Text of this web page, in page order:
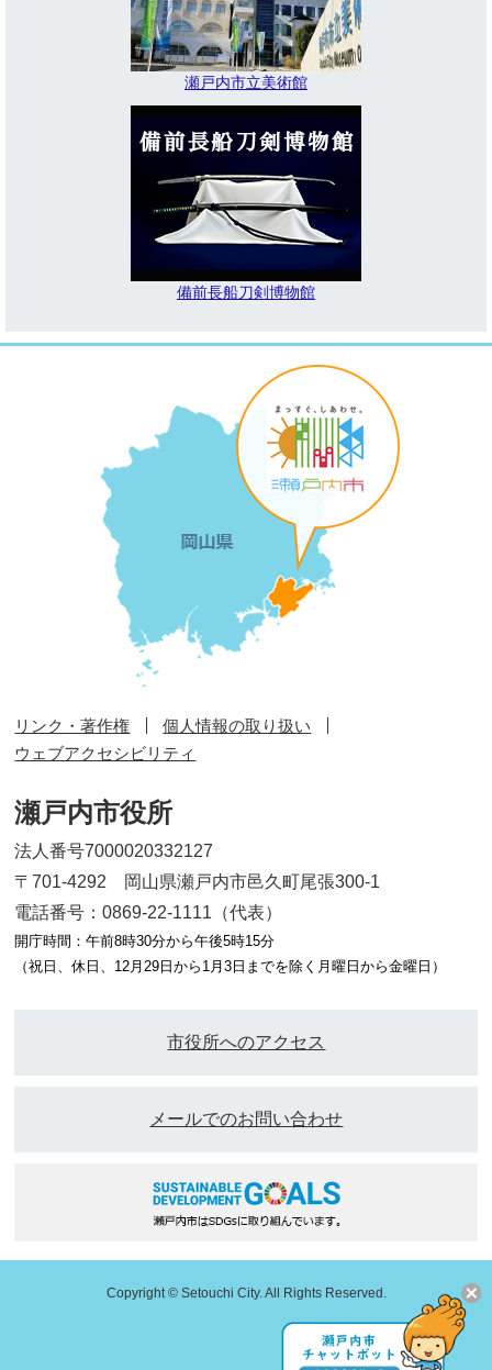
瀬戸内市立美術館
備前長船刀剣博物館
リンク・著作権
個人情報の取り扱い
ウェブアクセシビリティ
瀬戸内市役所
法人番号7000020332127
〒701-4292 岡山県瀬戸内市邑久町尾張300-1
電話番号：0869-22-1111（代表）
開庁時間：午前8時30分から午後5時15分
（祝日、休日、12月29日から1月3日までを除く月曜日から金曜日）
市役所へのアクセス
メールでのお問い合わせ
Copyright © Setouchi City. All Rights Reserved.